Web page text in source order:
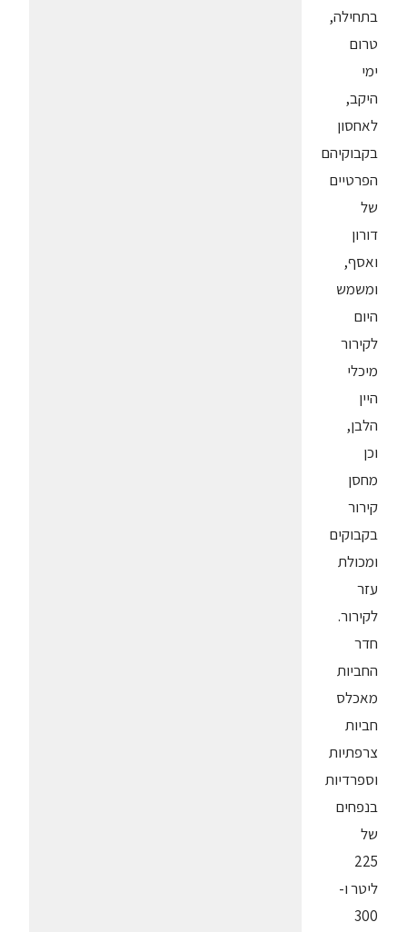
בתחילה,
טרום
ימי
היקב,
לאחסון
בקבוקיהם
הפרטיים
של
דורון
ואסף,
ומשמש
היום
לקירור
מיכלי
היין
הלבן,
וכן
מחסן
קירור
בקבוקים
ומכולת
עזר
לקירור.
חדר
החביות
מאכלס
חביות
צרפתיות
וספרדיות
בנפחים
של
225
ליטר ו-
300